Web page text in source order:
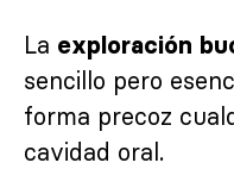
La exploración
sencillo pero
forma precoz
cavidad oral.